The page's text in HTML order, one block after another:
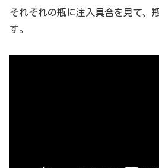
それぞれの瓶に注入具合を見て、
す。